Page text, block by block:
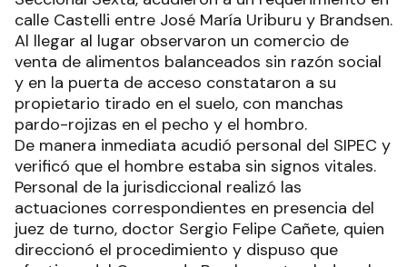
calle Castelli entre José María Uriburu y Brandsen.
Al llegar al lugar observaron un comercio de
venta de alimentos balanceados sin razón social
y en la puerta de acceso constataron a su
propietario tirado en el suelo, con manchas
pardo-rojizas en el pecho y el hombro.
De manera inmediata acudió personal del SIPEC y
verificó que el hombre estaba sin signos vitales.
Personal de la jurisdiccional realizó las
actuaciones correspondientes en presencia del
juez de turno, doctor Sergio Felipe Cañete, quien
direccionó el procedimiento y dispuso que